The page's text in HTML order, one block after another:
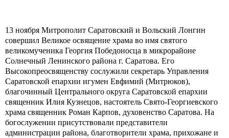
13 ноября Митрополит Саратовский и Вольский Лонгин
совершил Великое освящение храма во имя святого
великомученика Георгия Победоносца в микрорайоне
Солнечный Ленинского района г. Саратова. Его
Высокопреосвященству сослужили секретарь Управления
Саратовской епархии игумен Евфимий (Митрюков),
благочинный Центрального округа Саратовской епархии
священник Илия Кузнецов, настоятель Свято-Георгиевского
храма священник Роман Карпов, духовенство Саратова. На
богослужении присутствовали представители
администрации района, благотворители храма, прихожане и